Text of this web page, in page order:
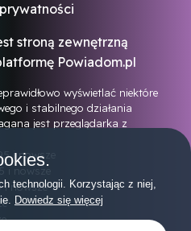
stroną zewnętrzną
Powiadom.pl
wyświetlać niektóre
i stabilnego działania
jest przeglądarka z
i nowsze
i nowsze
i nowsze
technologii. Korzystając z niej,
Dowiedz się więcej